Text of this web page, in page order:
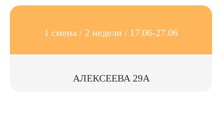
1 смена / 2 недели / 17.06-27.06
АЛЕКСЕЕВА 29А